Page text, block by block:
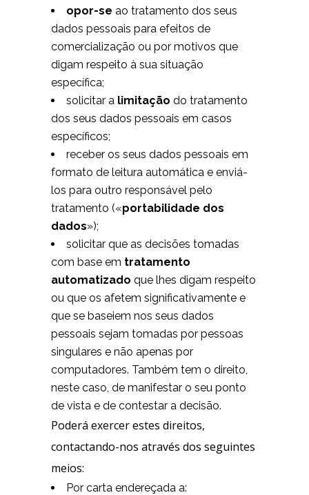
opor-se ao tratamento dos seus
dados pessoais para efeitos de
comercialização ou por motivos que
digam respeito à sua situação
específica;
solicitar a limitação do tratamento
dos seus dados pessoais em casos
específicos;
receber os seus dados pessoais em
formato de leitura automática e enviá-
los para outro responsável pelo
tratamento («portabilidade dos
dados»);
solicitar que as decisões tomadas
com base em tratamento
automatizado que lhes digam respeito
ou que os afetem significativamente e
que se baseiem nos seus dados
pessoais sejam tomadas por pessoas
singulares e não apenas por
computadores. Também tem o direito,
neste caso, de manifestar o seu ponto
de vista e de contestar a decisão.
Poderá exercer estes direitos,
contactando-nos através dos seguintes
meios:
Por carta endereçada a: